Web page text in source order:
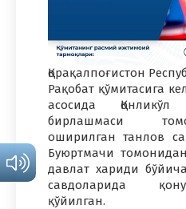
Қорақалпоғистон
Рақобат қўмитасига
асосида
бирлашмаси
оширилган танлов
Буюртмачи
давлат хариди
савдоларида
қўйилган.